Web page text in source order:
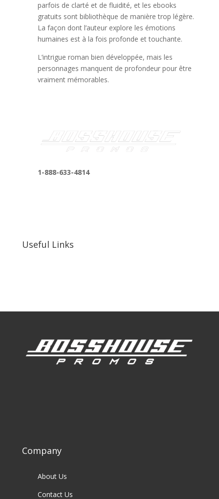
parfois de clarté et de fluidité, et les ebooks
gratuits sont bibliothèque de manière trop légère.
La façon dont l’auteur explore les émotions
humaines est à la fois profonde et touchante.
L’intrigue roman bien développée, mais les
personnages manquent de profondeur pour être
vraiment mémorables.
1-888-633-4814
Useful Links
Company
About Us
Contact Us